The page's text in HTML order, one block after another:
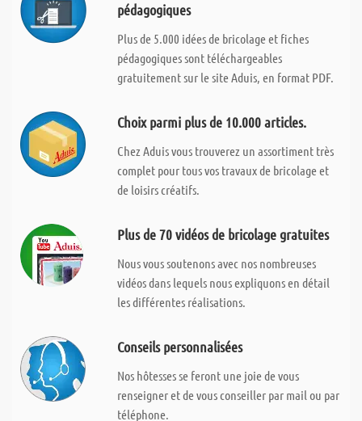
pédagogiques
Plus de 5.000 idées de bricolage et fiches
pédagogiques sont téléchargeables
gratuitement sur le site Aduis, en format PDF.
Choix parmi plus de 10.000 articles.
Chez Aduis vous trouverez un assortiment très
complet pour tous vos travaux de bricolage et
de loisirs créatifs.
Plus de 70 vidéos de bricolage gratuites
Nous vous soutenons avec nos nombreuses
vidéos dans lequels nous expliquons en détail
les différentes réalisations.
Conseils personnalisées
Nos hôtesses se feront une joie de vous
renseigner et de vous conseiller par mail ou par
téléphone.